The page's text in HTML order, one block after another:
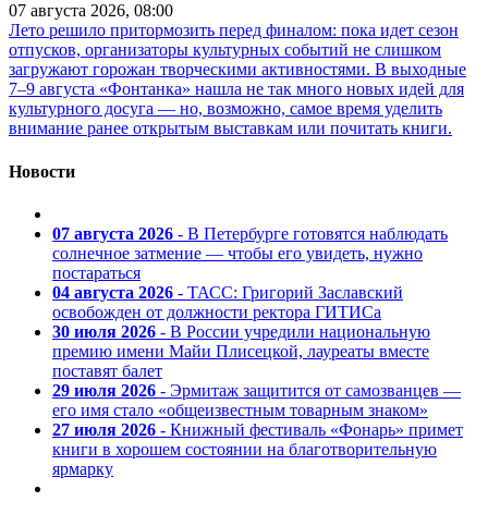
07 августа 2026, 08:00
Лето решило притормозить перед финалом: пока идет сезон
отпусков, организаторы культурных событий не слишком
загружают горожан творческими активностями. В выходные
7–9 августа «Фонтанка» нашла не так много новых идей для
культурного досуга — но, возможно, самое время уделить
внимание ранее открытым выставкам или почитать книги.
Новости
07 августа 2026 - В Петербурге готовятся наблюдать
солнечное затмение — чтобы его увидеть, нужно
постараться
04 августа 2026 - ТАСС: Григорий Заславский
освобожден от должности ректора ГИТИСа
30 июля 2026 - В России учредили национальную
премию имени Майи Плисецкой, лауреаты вместе
поставят балет
29 июля 2026 - Эрмитаж защитится от самозванцев —
его имя стало «общеизвестным товарным знаком»
27 июля 2026 - Книжный фестиваль «Фонарь» примет
книги в хорошем состоянии на благотворительную
ярмарку